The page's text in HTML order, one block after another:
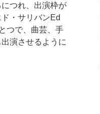
つれ、出演枠が
・サリバンEd
つで、曲芸、手
演させるように